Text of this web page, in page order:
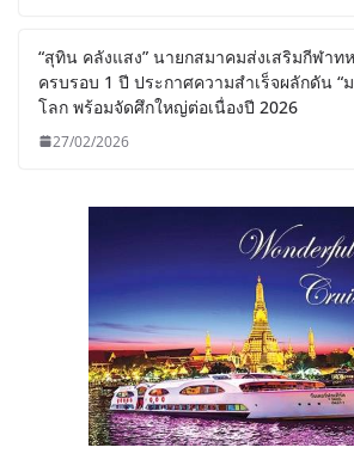
“สุทิน คลังแสง” นายกสมาคมส่งเสริมกีฬาท
ครบรอบ 1 ปี ประกาศความสำเร็จผลักดัน “
โลก พร้อมจัดศึกใหญ่ต่อเนื่องปี 2026
27/02/2026